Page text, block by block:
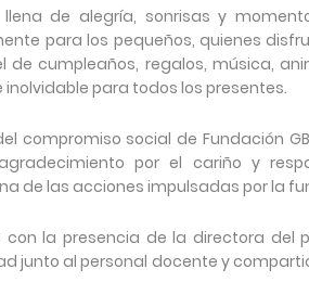
de alegría, sonrisas y
para los pequeños, quienes
de cumpleaños, regalos, música,
para todos los presentes.
compromiso social de Fundación
por el cariño y
de las acciones impulsadas por la
la presencia de la directora del
junto al personal docente y